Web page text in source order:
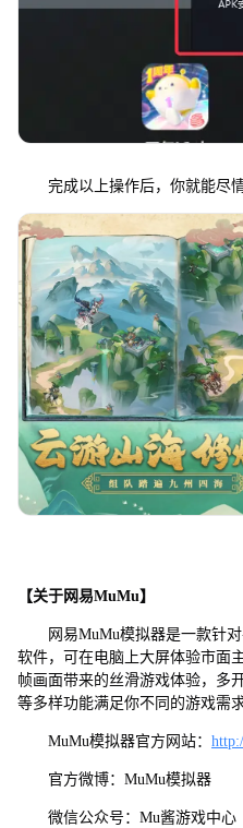
完成以上操作后，你就能尽情
【关于网易MuMu】
网易MuMu模拟器是一款针对
软件，可在电脑上大屏体验市面
帧画面带来的丝滑游戏体验，多
等多样功能满足你不同的游戏需
MuMu模拟器官方网站：
官方微博：MuMu模拟器
微信公众号：Mu酱游戏中心